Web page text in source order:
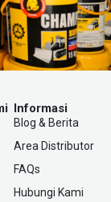
Informasi
Blog & Berita
Area Distributor
FAQs
Hubungi Kami